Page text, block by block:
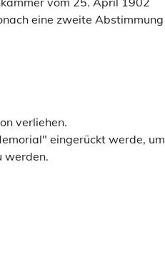
eine zweite Abstimmung
verliehen.
eingerückt werde, um
werden.